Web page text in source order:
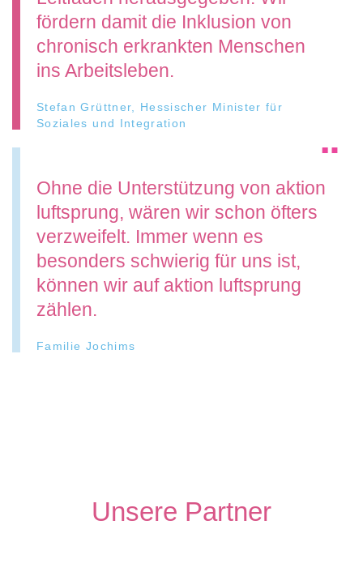
fördern damit die Inklusion von
chronisch erkrankten Menschen
ins Arbeitsleben.
Stefan Grüttner, Hessischer Minister für
Soziales und Integration
Ohne die Unterstützung von aktion
luftsprung, wären wir schon öfters
verzweifelt. Immer wenn es
besonders schwierig für uns ist,
können wir auf aktion luftsprung
zählen.
Familie Jochims
Unsere Partner